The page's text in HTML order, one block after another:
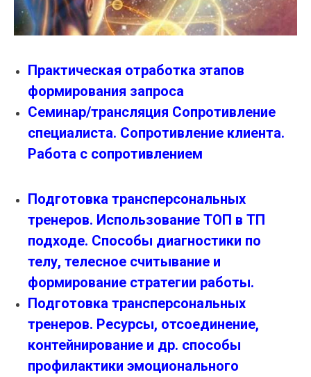
Практическая отработка этапов
формирования запроса
Семинар/трансляция Сопротивление
специалиста. Сопротивление клиента.
Работа с сопротивлением
Подготовка трансперсональных
тренеров. Использование ТОП в ТП
подходе. Способы диагностики по
телу, телесное считывание и
формирование стратегии работы.
Подготовка трансперсональных
тренеров. Ресурсы, отсоединение,
контейнирование и др. способы
профилактики эмоционального